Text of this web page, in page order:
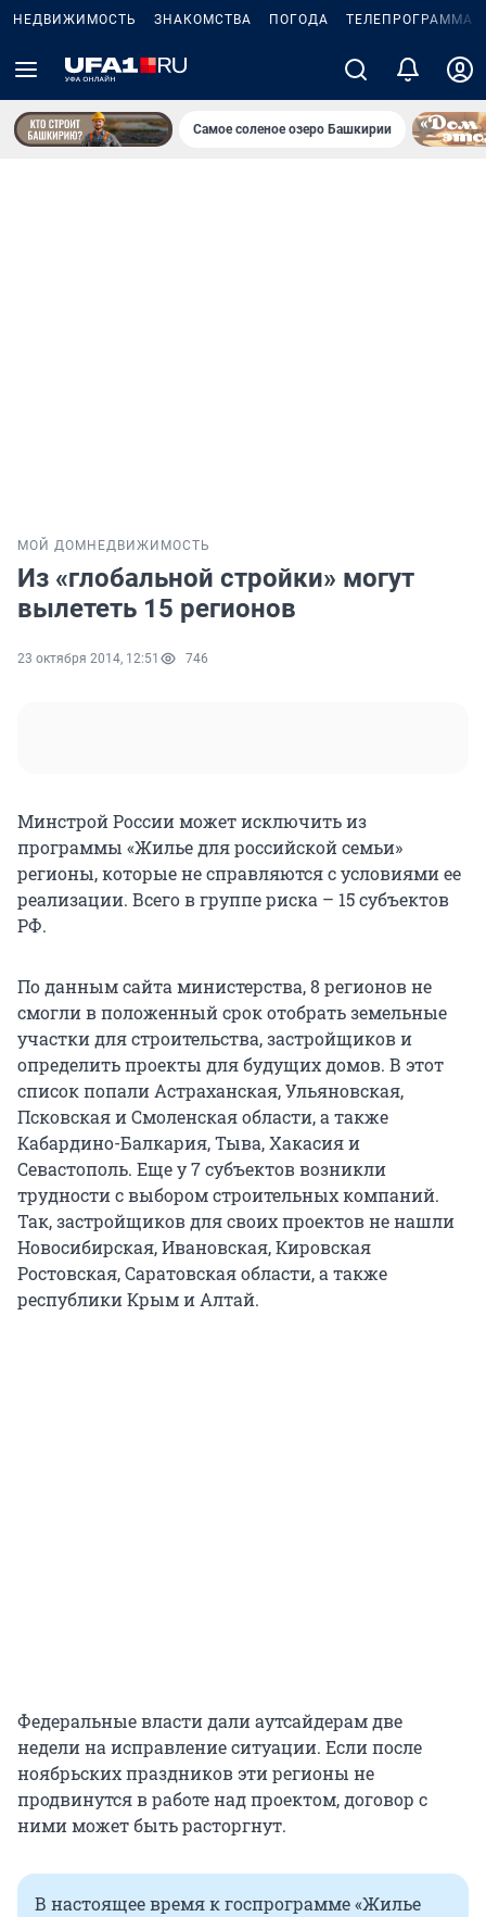
НЕДВИЖИМОСТЬ ЗНАКОМСТВА ПОГОДА ТЕЛЕПРОГРАММА
Самое соленое озеро Башкирии
МОЙ ДОМ НЕДВИЖИМОСТЬ
Из «глобальной стройки» могут
вылететь 15 регионов
23 октября 2014, 12:51 746
Минстрой России может исключить из
программы «Жилье для российской семьи»
регионы, которые не справляются с условиями ее
реализации. Всего в группе риска – 15 субъектов
РФ.
По данным сайта министерства, 8 регионов не
смогли в положенный срок отобрать земельные
участки для строительства, застройщиков и
определить проекты для будущих домов. В этот
список попали Астраханская, Ульяновская,
Псковская и Смоленская области, а также
Кабардино-Балкария, Тыва, Хакасия и
Севастополь. Еще у 7 субъектов возникли
трудности с выбором строительных компаний.
Так, застройщиков для своих проектов не нашли
Новосибирская, Ивановская, Кировская
Ростовская, Саратовская области, а также
республики Крым и Алтай.
Федеральные власти дали аутсайдерам две
недели на исправление ситуации. Если после
ноябрьских праздников эти регионы не
продвинутся в работе над проектом, договор с
ними может быть расторгнут.
В настоящее время к госпрограмме «Жилье